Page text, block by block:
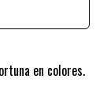
en colores.